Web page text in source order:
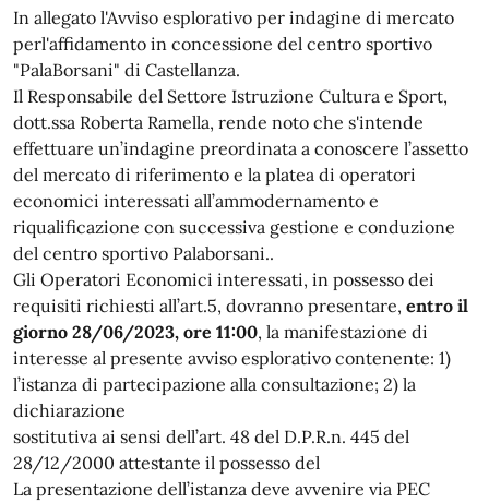
In allegato l'Avviso esplorativo per indagine di mercato
perl'affidamento in concessione del centro sportivo
"PalaBorsani" di Castellanza.
Il Responsabile del Settore Istruzione Cultura e Sport,
dott.ssa Roberta Ramella, rende noto che s'intende
effettuare un’indagine preordinata a conoscere l’assetto
del mercato di riferimento e la platea di operatori
economici interessati all’ammodernamento e
riqualificazione con successiva gestione e conduzione
del centro sportivo Palaborsani..
Gli Operatori Economici interessati, in possesso dei
requisiti richiesti all’art.5, dovranno presentare, entro il
giorno 28/06/2023, ore 11:00, la manifestazione di
interesse al presente avviso esplorativo contenente: 1)
l’istanza di partecipazione alla consultazione; 2) la
dichiarazione
sostitutiva ai sensi dell’art. 48 del D.P.R.n. 445 del
28/12/2000 attestante il possesso del
La presentazione dell’istanza deve avvenire via PEC